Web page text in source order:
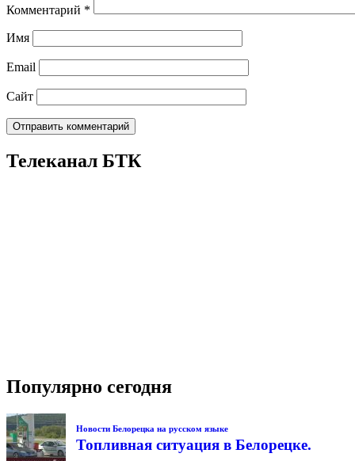
Комментарий *
Имя
Email
Сайт
Телеканал БТК
Популярно сегодня
Новости Белорецка на русском языке
Топливная ситуация в Белорецке.